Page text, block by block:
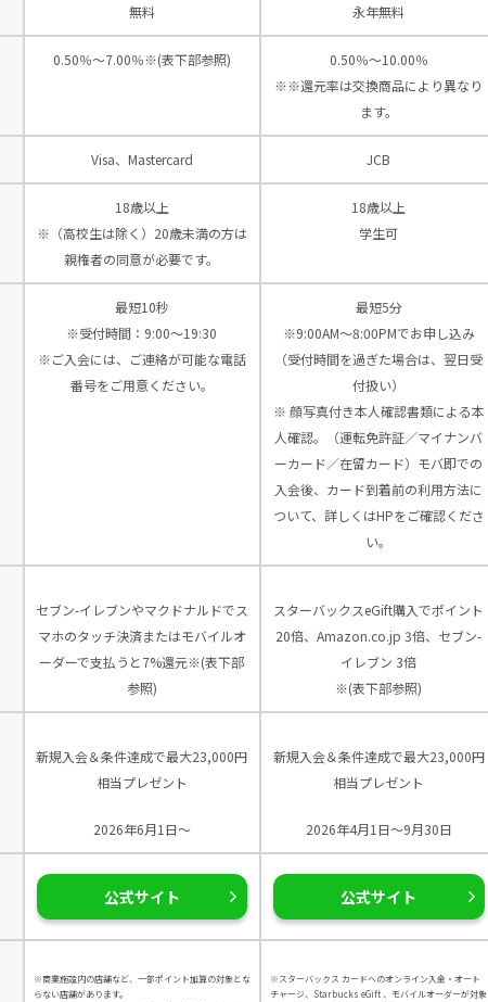
無料 永年無料
0.50％～7.00％※(表下部参照)
0.50％～10.00％
※※還元率は交換商品により異なり
ます。
Visa、Mastercard JCB
18歳以上
※（高校生は除く）20歳未満の方は
親権者の同意が必要です。
18歳以上
学生可
最短10秒
※受付時間：9:00〜19:30
※ご入会には、ご連絡が可能な電話
番号をご用意ください。
最短5分
※9:00AM～8:00PMでお申し込み
（受付時間を過ぎた場合は、翌日受
付扱い）
※ 顔写真付き本人確認書類による本
人確認。（運転免許証／マイナンバ
ーカード／在留カード）モバ即での
入会後、カード到着前の利用方法に
ついて、詳しくはHPをご確認くださ
い。
セブン-イレブンやマクドナルドでス
マホのタッチ決済またはモバイルオ
ーダーで支払うと7%還元※(表下部
参照)
スターバックスeGift購入でポイント
20倍、Amazon.co.jp 3倍、セブン-
イレブン 3倍
※(表下部参照)
新規入会＆条件達成で最大23,000円
相当プレゼント
2026年6月1日～
新規入会＆条件達成で最大23,000円
相当プレゼント
2026年4月1日～9月30日
公式サイト 公式サイト
※商業施設内の店舗など、一部ポイント加算の対象とな
らない店舗があります。
※スターバックス カードへのオンライン入金・オート
チャージ、Starbucks eGift 、モバイルオーダーが対象